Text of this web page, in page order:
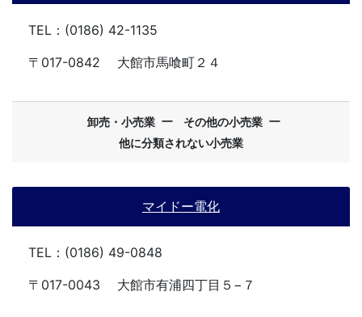
TEL：(0186) 42-1135
〒017-0842
大館市馬喰町２４
卸売・小売業 ー その他の小売業 ー
他に分類されない小売業
マイドー電化
TEL：(0186) 49-0848
〒017-0043
大館市有浦四丁目５−７